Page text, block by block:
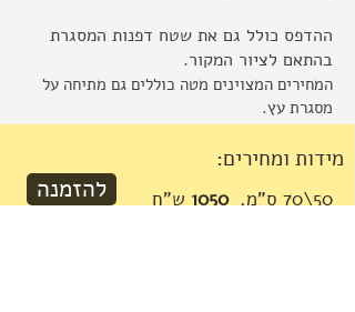
ההדפס כולל גם את שטח דפנות המסגרת
בהתאם לציור המקור.
המחירים המצוינים מטה כוללים גם מתיחה על
מסגרת עץ.
מידות ומחירים:
להזמנה 50\70 ס"מ, 1050ש"ח